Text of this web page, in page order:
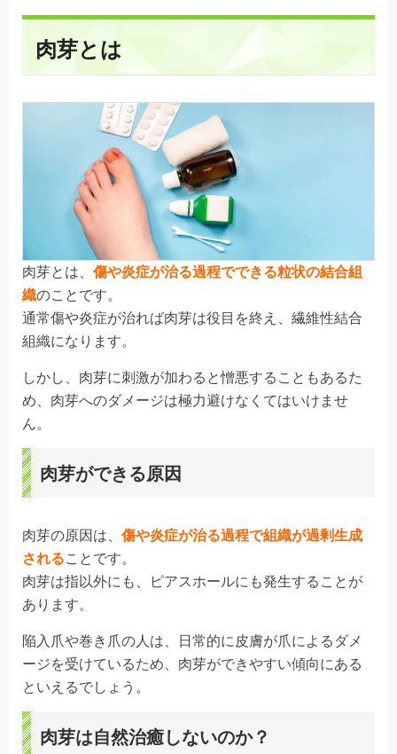
肉芽とは
肉芽とは、 傷や炎症が治る過程でできる粒状の結合組
織のことです。
通常傷や炎症が治れば肉芽は役目を終え、繊維性結合
組織になります。
しかし、肉芽に刺激が加わると憎悪することもあるた
め、肉芽へのダメージは極力避けなくてはいけませ
ん。
肉芽ができる原因
肉芽の原因は、 傷や炎症が治る過程で組織が過剰生成
されることです。
肉芽は指以外にも、ピアスホールにも発生することが
あります。
陥入爪や巻き爪の人は、日常的に皮膚が爪によるダメ
ージを受けているため、肉芽ができやすい傾向にある
といえるでしょう。
肉芽は自然治癒しないのか？